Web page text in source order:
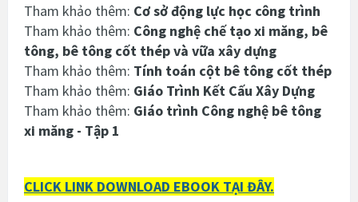
Tham khảo thêm: Cơ sở động lực học công trình
Tham khảo thêm: Công nghệ chế tạo xi măng, bê
tông, bê tông cốt thép và vữa xây dựng
Tham khảo thêm: Tính toán cột bê tông cốt thép
Tham khảo thêm: Giáo Trình Kết Cấu Xây Dựng
Tham khảo thêm: Giáo trình Công nghệ bê tông
xi măng - Tập 1
CLICK LINK DOWNLOAD EBOOK TẠI ĐÂY.